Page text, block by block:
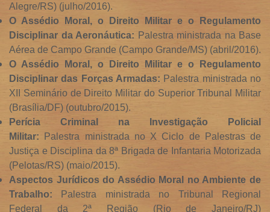
Alegre/RS) (julho/2016).
O Assédio Moral, o Direito Militar e o Regulamento
Disciplinar da Aeronáutica: Palestra ministrada na Base
Aérea de Campo Grande (Campo Grande/MS) (abril/2016).
O Assédio Moral, o Direito Militar e o Regulamento
Disciplinar das Forças Armadas: Palestra ministrada no
XII Seminário de Direito Militar do Superior Tribunal Militar
(Brasília/DF) (outubro/2015).
Perícia Criminal na Investigação Policial
Militar:
Palestra ministrada no X Ciclo de Palestras de
Justiça e Disciplina da 8ª Brigada de Infantaria Motorizada
(Pelotas/RS) (maio/2015).
Aspectos Jurídicos do Assédio Moral no Ambiente de
Trabalho:
Palestra ministrada no Tribunal Regional
Federal da 2ª Região (Rio de Janeiro/RJ)